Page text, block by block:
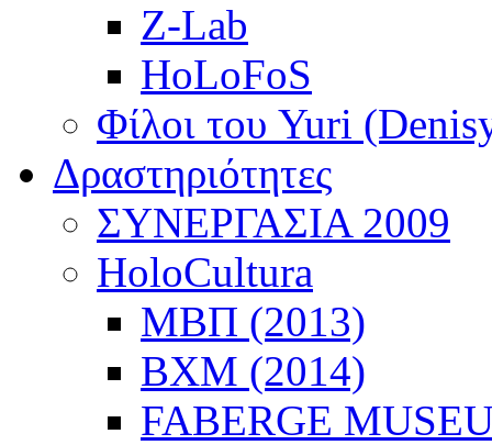
Z-Lab
HoLoFoS
Φίλοι του Yuri
Δραστηριότητες
ΣΥΝΕΡΓΑΣΙΑ 2009
HoloCultura
ΜΒΠ (2013)
ΒΧΜ (2014)
FABERGE